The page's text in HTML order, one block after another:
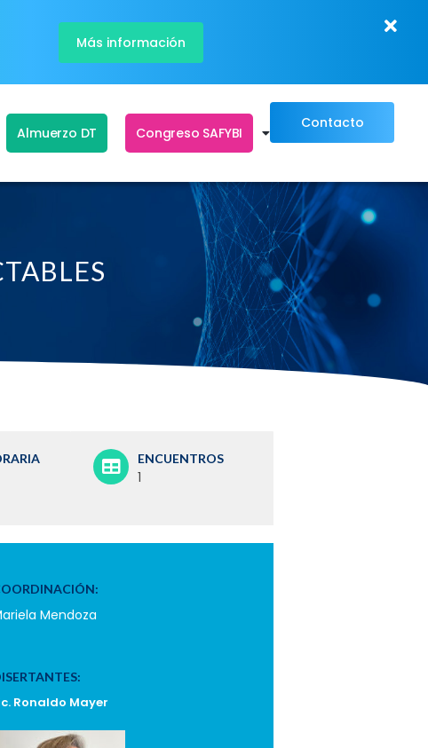
Más información
Almuerzo DT Congreso SAFYBI
Contacto
ENCUENTROS
1
Mendoza
Ronaldo Mayer